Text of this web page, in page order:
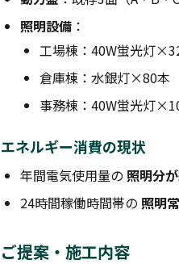
照明設備 ：
工場棟：40W蛍光灯
倉庫棟：水銀灯×80本
事務棟：40W蛍光灯
エネルギー消費の現状
年間電気使用量の 照明分
24時間稼働時間帯の 照明
ご提案・施工内容